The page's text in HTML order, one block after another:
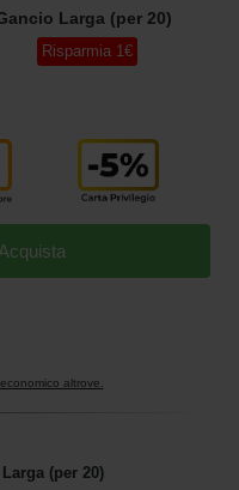
Larga (per 20)
Risparmia 1€
Acquista
altrove.
(per 20)